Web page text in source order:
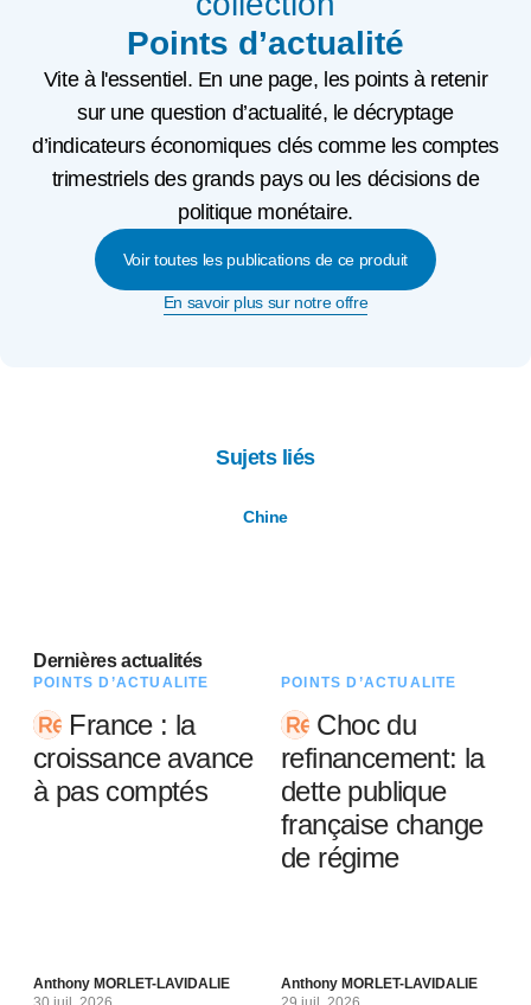
Points d’actualité
Vite à l'essentiel. En une page, les points à retenir
sur une question d’actualité, le décryptage
d’indicateurs économiques clés comme les comptes
trimestriels des grands pays ou les décisions de
politique monétaire.
Voir toutes les publications de ce produit
En savoir plus sur notre offre
Sujets liés
Chine
Dernières actualités
POINTS D’ACTUALITÉ
France : la
croissance avance
à pas comptés
Anthony MORLET-LAVIDALIE
POINTS D’ACTUALITÉ
Choc du
refinancement: la
dette publique
française change
de régime
Anthony MORLET-LAVIDALIE